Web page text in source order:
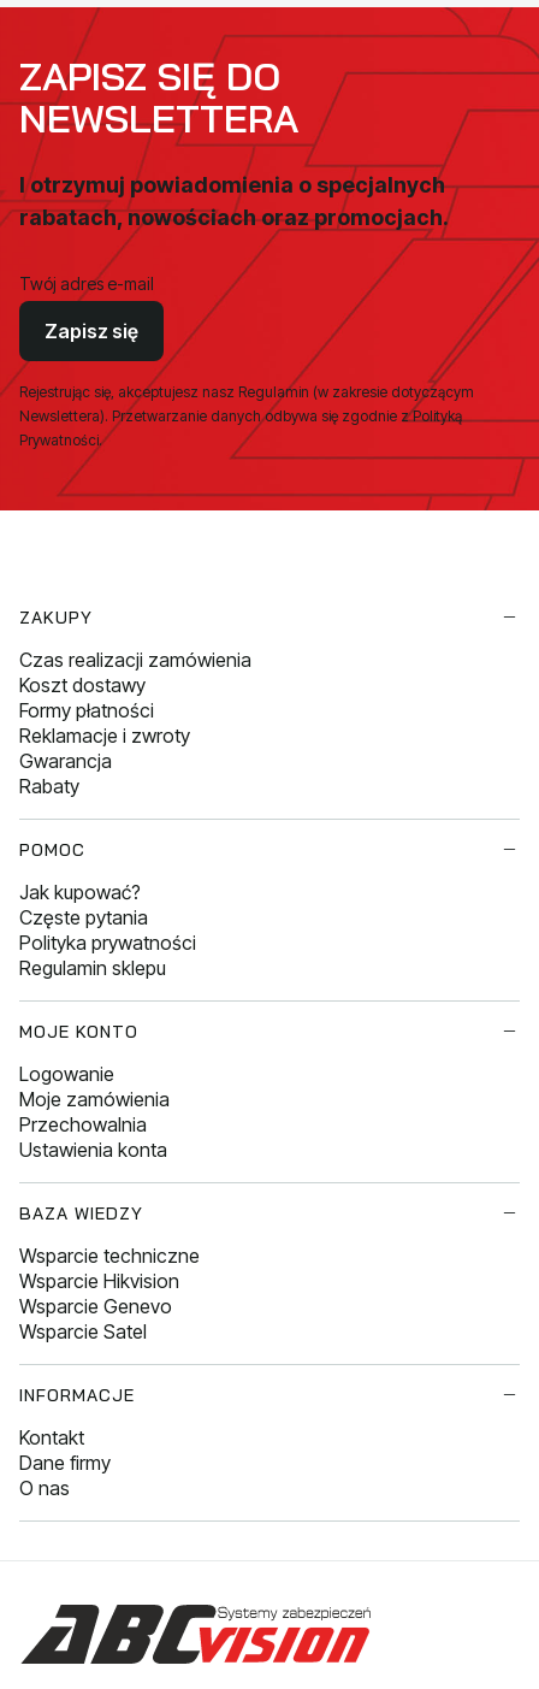
ZAPISZ SIĘ DO
NEWSLETTERA
I otrzymuj powiadomienia o specjalnych
rabatach, nowościach oraz promocjach.
Twój adres e-mail
Zapisz się
Rejestrując się, akceptujesz nasz Regulamin (w zakresie dotyczącym
Newslettera). Przetwarzanie danych odbywa się zgodnie z Polityką
Prywatności.
ZAKUPY
Czas realizacji zamówienia
Koszt dostawy
Formy płatności
Reklamacje i zwroty
Gwarancja
Rabaty
POMOC
Jak kupować?
Częste pytania
Polityka prywatności
Regulamin sklepu
MOJE KONTO
Logowanie
Moje zamówienia
Przechowalnia
Ustawienia konta
BAZA WIEDZY
Wsparcie techniczne
Wsparcie Hikvision
Wsparcie Genevo
Wsparcie Satel
INFORMACJE
Kontakt
Dane firmy
O nas